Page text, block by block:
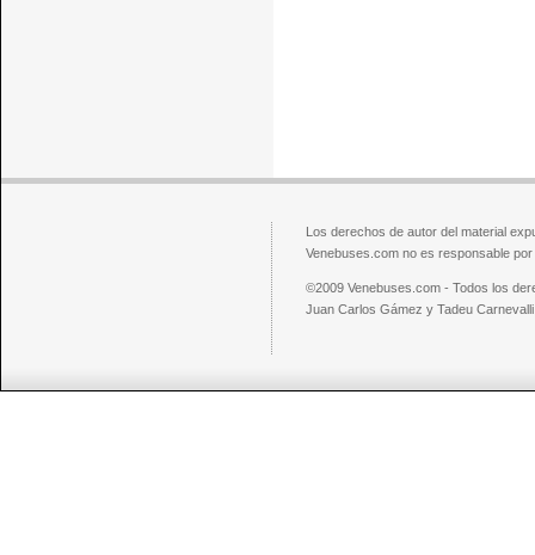
Los derechos de autor del material
Venebuses.com no es responsable
©2009 Venebuses.com - Todos los
Juan Carlos Gámez y Tadeu Carnevalli